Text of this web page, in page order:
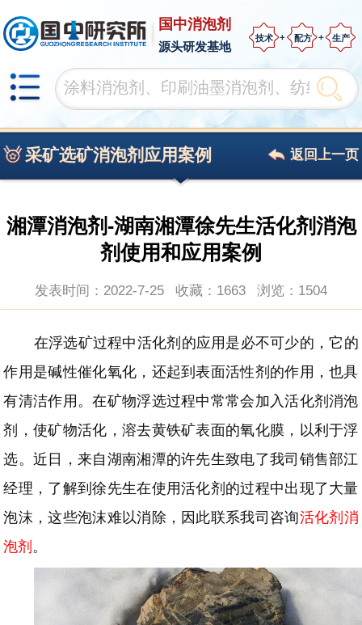
国中消泡剂
源头研发基地
技术 配方 生产
采矿选矿消泡剂应用案例 返回上一页
湘潭消泡剂-湖南湘潭徐先生活化剂消泡
剂使用和应用案例
发表时间：2022-7-25 收藏：1663 浏览： 1504
在浮选矿过程中活化剂的应用是必不可少的，它的
作用是碱性催化氧化，还起到表面活性剂的作用，也具
有清洁作用。在矿物浮选过程中常常会加入活化剂消泡
剂，使矿物活化，溶去黄铁矿表面的氧化膜，以利于浮
选。近日，来自湖南湘潭的许先生致电了我司销售部江
经理，了解到徐先生在使用活化剂的过程中出现了大量
泡沫，这些泡沫难以消除，因此联系我司咨询活化剂消
泡剂 。